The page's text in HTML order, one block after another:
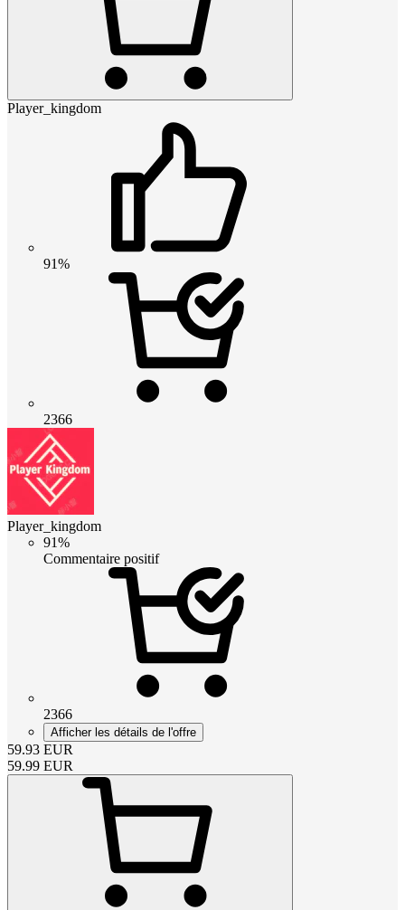
Player_kingdom
91%
2366
Player_kingdom
91%
Commentaire positif
2366
Afficher les détails de l'offre
59.93 EUR
59.99 EUR